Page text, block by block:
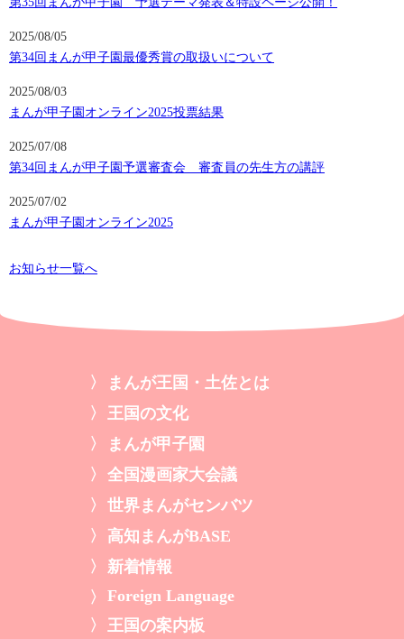
2025/08/05
第34回まんが甲子園最優秀賞の取扱いについて
2025/08/03
まんが甲子園オンライン2025投票結果
2025/07/08
第34回まんが甲子園予選審査会 審査員の先生方の講評
2025/07/02
まんが甲子園オンライン2025
お知らせ一覧へ
まんが王国・土佐とは
王国の文化
まんが甲子園
全国漫画家大会議
世界まんがセンバツ
高知まんがBASE
新着情報
Foreign Language
王国の案内板